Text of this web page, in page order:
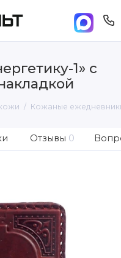
1» с
Кожаные
Отзывы 0